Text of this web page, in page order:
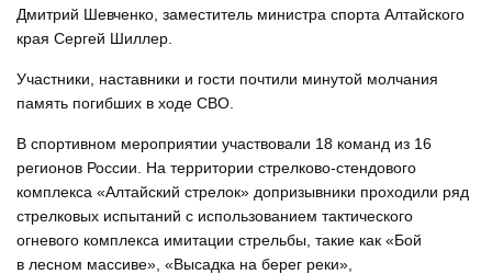
Дмитрий Шевченко, заместитель министра спорта Алтайского
края Сергей Шиллер.
Участники, наставники и гости почтили минутой молчания
память погибших в ходе СВО.
В спортивном мероприятии участвовали 18 команд из 16
регионов России. На территории стрелково-стендового
комплекса «Алтайский стрелок» допризывники проходили ряд
стрелковых испытаний с использованием тактического
огневого комплекса имитации стрельбы, такие как «Бой
в лесном массиве», «Высадка на берег реки»,